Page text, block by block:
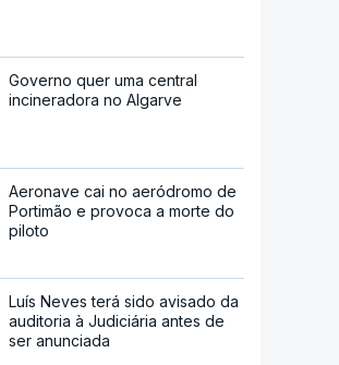
Governo quer uma central
incineradora no Algarve
Aeronave cai no aeródromo de
Portimão e provoca a morte do
piloto
Luís Neves terá sido avisado da
auditoria à Judiciária antes de
ser anunciada